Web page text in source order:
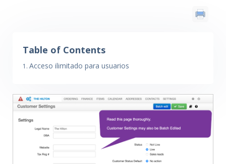
Table of Contents
Acceso ilimitado para usuarios